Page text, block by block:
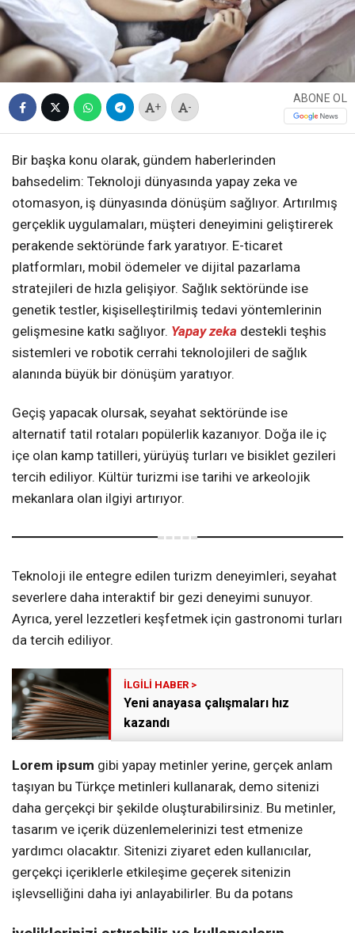
+ -
ABONE OL
Bir başka konu olarak, gündem haberlerinden
bahsedelim: Teknoloji dünyasında yapay zeka ve
otomasyon, iş dünyasında dönüşüm sağlıyor. Artırılmış
gerçeklik uygulamaları, müşteri deneyimini geliştirerek
perakende sektöründe fark yaratıyor. E-ticaret
platformları, mobil ödemeler ve dijital pazarlama
stratejileri de hızla gelişiyor. Sağlık sektöründe ise
genetik testler, kişiselleştirilmiş tedavi yöntemlerinin
gelişmesine katkı sağlıyor. Yapay zeka destekli teşhis
sistemleri ve robotik cerrahi teknolojileri de sağlık
alanında büyük bir dönüşüm yaratıyor.
Geçiş yapacak olursak, seyahat sektöründe ise
alternatif tatil rotaları popülerlik kazanıyor. Doğa ile iç
içe olan kamp tatilleri, yürüyüş turları ve bisiklet gezileri
tercih ediliyor. Kültür turizmi ise tarihi ve arkeolojik
mekanlara olan ilgiyi artırıyor.
Teknoloji ile entegre edilen turizm deneyimleri, seyahat
severlere daha interaktif bir gezi deneyimi sunuyor.
Ayrıca, yerel lezzetleri keşfetmek için gastronomi turları
da tercih ediliyor.
Yeni anayasa çalışmaları hız
kazandı
Lorem ipsum gibi yapay metinler yerine, gerçek anlam
taşıyan bu Türkçe metinleri kullanarak, demo sitenizi
daha gerçekçi bir şekilde oluşturabilirsiniz. Bu metinler,
tasarım ve içerik düzenlemelerinizi test etmenize
yardımcı olacaktır. Sitenizi ziyaret eden kullanıcılar,
gerçekçi içeriklerle etkileşime geçerek sitenizin
işlevselliğini daha iyi anlayabilirler. Bu da potans